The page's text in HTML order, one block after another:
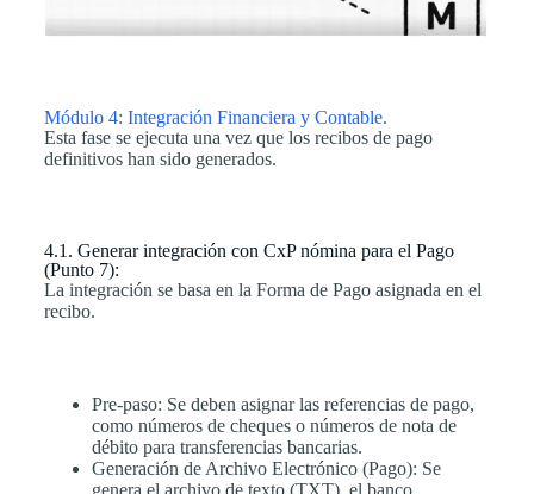
Módulo 4: Integración Financiera y Contable.
Esta fase se ejecuta una vez que los recibos de pago
definitivos han sido generados.
4.1. Generar integración con CxP nómina para el Pago
(Punto 7):
La integración se basa en la Forma de Pago asignada en el
recibo.
Pre-paso: Se deben asignar las referencias de pago,
como números de cheques o números de nota de
débito para transferencias bancarias.
Generación de Archivo Electrónico (Pago): Se
genera el archivo de texto (TXT) el banco